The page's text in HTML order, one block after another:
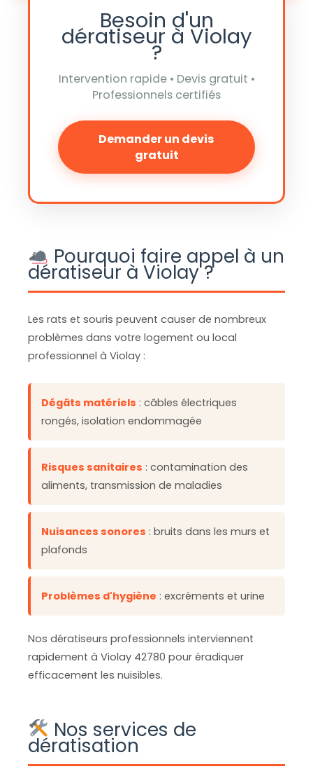
Besoin d'un
dératiseur à Violay
?
Intervention rapide • Devis gratuit •
Professionnels certifiés
Demander un devis
gratuit
Pourquoi faire appel à un
dératiseur à Violay ?
Les rats et souris peuvent causer de nombreux
problèmes dans votre logement ou local
professionnel à Violay :
Dégâts matériels : câbles électriques
rongés, isolation endommagée
Risques sanitaires : contamination des
aliments, transmission de maladies
Nuisances sonores : bruits dans les murs et
plafonds
Problèmes d'hygiène : excréments et urine
Nos dératiseurs professionnels interviennent
rapidement à Violay 42780 pour éradiquer
efficacement les nuisibles.
Nos services de
dératisation